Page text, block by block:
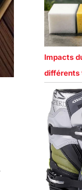
Impacts
différents